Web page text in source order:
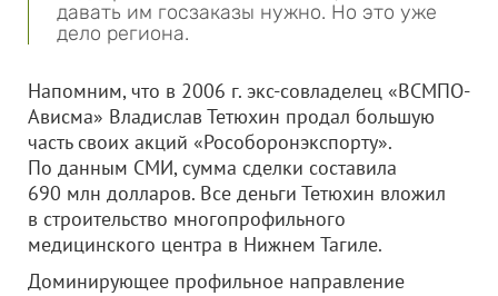
давать им госзаказы нужно. Но это уже
дело региона.
Напомним, что в 2006 г. экс-совладелец «ВСМПО-
Ависма» Владислав Тетюхин продал большую
часть своих акций «Рособоронэкспорту».
По данным СМИ, сумма сделки составила
690 млн долларов. Все деньги Тетюхин вложил
в строительство многопрофильного
медицинского центра в Нижнем Тагиле.
Доминирующее профильное направление